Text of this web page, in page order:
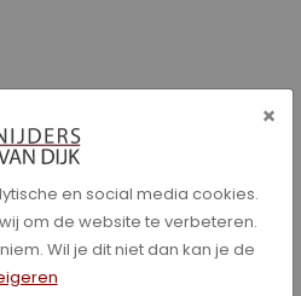
verstelbaar
×
en social media cookies.
om de website te verbeteren.
Wil je dit niet dan kan je de